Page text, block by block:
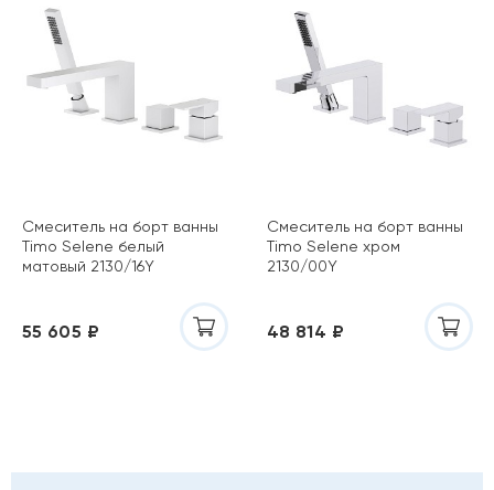
Смеситель на борт ванны
Timo Selene белый
матовый 2130/16Y
55 605 ₽
Смеситель на борт ванны
Timo Selene хром
2130/00Y
48 814 ₽